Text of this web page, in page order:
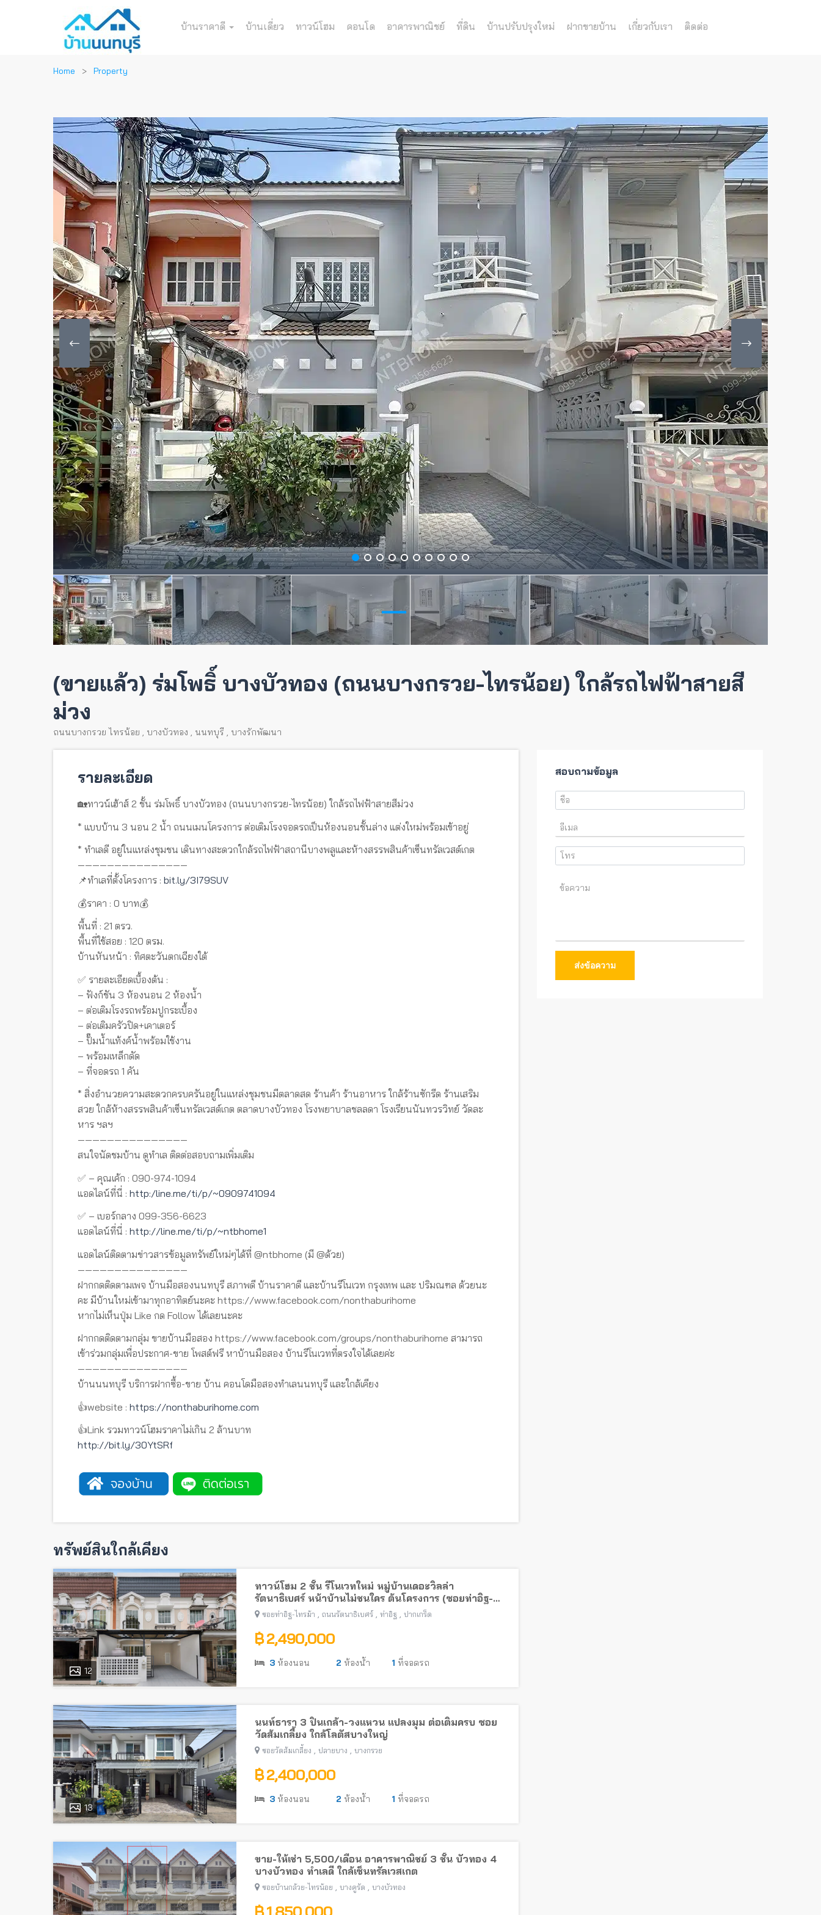
บ้านราคาดี บ้านเดี่ยว ทาวน์โฮม คอนโด อาคารพาณิชย์ ที่ดิน บ้านปรับปรุงใหม่ ฝากขายบ้าน เกี่ยวกับเรา ติดต่อ
Home Property
(ขายแล้ว) ร่มโพธิ์ บางบัวทอง (ถนนบางกรวย-ไทรน้อย) ใกล้รถไฟฟ้าสายสี
ม่วง
ถนนบางกรวย ไทรน้อย , บางบัวทอง , นนทบุรี , บางรักพัฒนา
รายละเอียด
🏡ทาวน์เฮ้าส์ 2 ชั้น ร่มโพธิ์ บางบัวทอง (ถนนบางกรวย-ไทรน้อย) ใกล้รถไฟฟ้าสายสีม่วง
* แบบบ้าน 3 นอน 2 น้ำ ถนนเมนโครงการ ต่อเติมโรงจอดรถเป็นห้องนอนชั้นล่าง แต่งใหม่พร้อมเข้าอยู่
* ทำเลดี อยู่ในแหล่งชุมชน เดินทางสะดวกใกล้รถไฟฟ้าสถานีบางพลูและห้างสรรพสินค้าเซ็นทรัลเวสต์เกต
———————————————
📌ทำเลที่ตั้งโครงการ : bit.ly/3I79SUV
💰ราคา : 0 บาท💰
พื้นที่ : 21 ตรว.
พื้นที่ใช้สอย : 120 ตรม.
บ้านหันหน้า : ทิศตะวันตกเฉียงใต้
✅ รายละเอียดเบื้องต้น :
– ฟังก์ชัน 3 ห้องนอน 2 ห้องน้ำ
– ต่อเติมโรงรถพร้อมปูกระเบื้อง
– ต่อเติมครัวปิด+เคาเตอร์
– ปั๊มน้ำแท้งค์น้ำพร้อมใช้งาน
– พร้อมเหล็กดัด
– ที่จอดรถ 1 คัน
* สิ่งอำนวยความสะดวกครบครันอยู่ในแหล่งชุมชนมีตลาดสด ร้านค้า ร้านอาหาร ใกล้ร้านซักรีด ร้านเสริม
สวย ใกล้ห้างสรรพสินค้าเซ็นทรัลเวสต์เกต ตลาดบางบัวทอง โรงพยาบาลชลลดา โรงเรียนนันทวรวิทย์ วัดละ
หาร ฯลฯ
———————————————
สนใจนัดชมบ้าน ดูทำเล ติดต่อสอบถามเพิ่มเติม
✅ – คุณเค้ก : 090-974-1094
แอดไลน์ที่นี่ : http:/line.me/ti/p/~0909741094
✅ – เบอร์กลาง 099-356-6623
แอดไลน์ที่นี่ : http://line.me/ti/p/~ntbhome1
แอดไลน์ติดตามข่าวสารข้อมูลทรัพย์ใหม่ๆได้ที่ @ntbhome (มี @ด้วย)
———————————————
ฝากกดติดตามเพจ บ้านมือสองนนทบุรี สภาพดี บ้านราคาดี และบ้านรีโนเวท กรุงเทพ และ ปริมณฑล ด้วยนะ
คะ มีบ้านใหม่เข้ามาทุกอาทิตย์นะคะ https://www.facebook.com/nonthaburihome
หากไม่เห็นปุ่ม Like กด Follow ได้เลยนะคะ
ฝากกดติดตามกลุ่ม ขายบ้านมือสอง https://www.facebook.com/groups/nonthaburihome สามารถ
เข้าร่วมกลุ่มเพื่อประกาศ-ขาย โพสต์ฟรี หาบ้านมือสอง บ้านรีโนเวทที่ตรงใจได้เลยค่ะ
———————————————
บ้านนนทบุรี บริการฝากซื้อ-ขาย บ้าน คอนโดมือสองทำเลนนทบุรี และใกล้เคียง
👍website : https://nonthaburihome.com
👍Link รวมทาวน์โฮมราคาไม่เกิน 2 ล้านบาท
http://bit.ly/30YtSRf
ทรัพย์สินใกล้เคียง
12
ทาวน์โฮม 2 ชั้น รีโนเวทใหม่ หมู่บ้านเดอะวิลล่า
รัตนาธิเบศร์ หน้าบ้านไม่ชนใคร ต้นโครงการ (ซอยท่าอิฐ-
ไทรม้า) พร้อมอยู่ ใกล้รถไฟฟ้าสายสีม่วง
ซอยท่าอิฐ-ไทรม้า ถนนรัตนาธิเบศร์ ท่าอิฐ ปากเกร็ด
฿ 2,490,000
3 ห้องนอน 2 ห้องน้ำ 1 ที่จอดรถ
13
นนท์ธารา 3 ปิ่นเกล้า-วงแหวน แปลงมุม ต่อเติมครบ ซอย
วัดส้มเกลี้ยง ใกล้โลตัสบางใหญ่
ซอยวัดส้มเกลี้ยง , ปลายบาง , บางกรวย
฿ 2,400,000
3 ห้องนอน 2 ห้องน้ำ 1 ที่จอดรถ
ขาย-ให้เช่า 5,500/เดือน อาคารพาณิชย์ 3 ชั้น บัวทอง 4
บางบัวทอง ทำเลดี ใกล้เซ็นทรัลเวสเกต
ซอยบ้านกล้วย-ไทรน้อย , บางคูรัด , บางบัวทอง
฿ 1,850,000
สอบถามข้อมูล
ส่งข้อความ